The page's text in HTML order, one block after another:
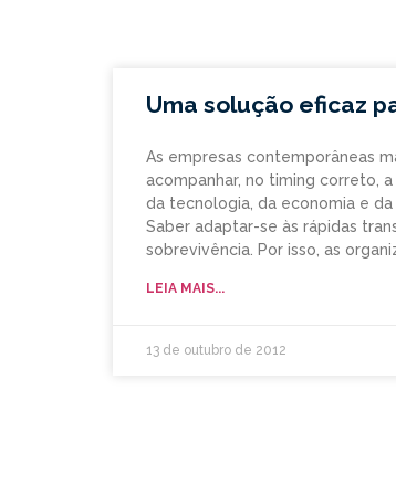
Uma solução eficaz
As empresas contemporâneas
acompanhar, no timing correto,
da tecnologia, da economia e
Saber adaptar-se às rápidas
sobrevivência. Por isso, as
LEIA MAIS...
13 de outubro de 2012